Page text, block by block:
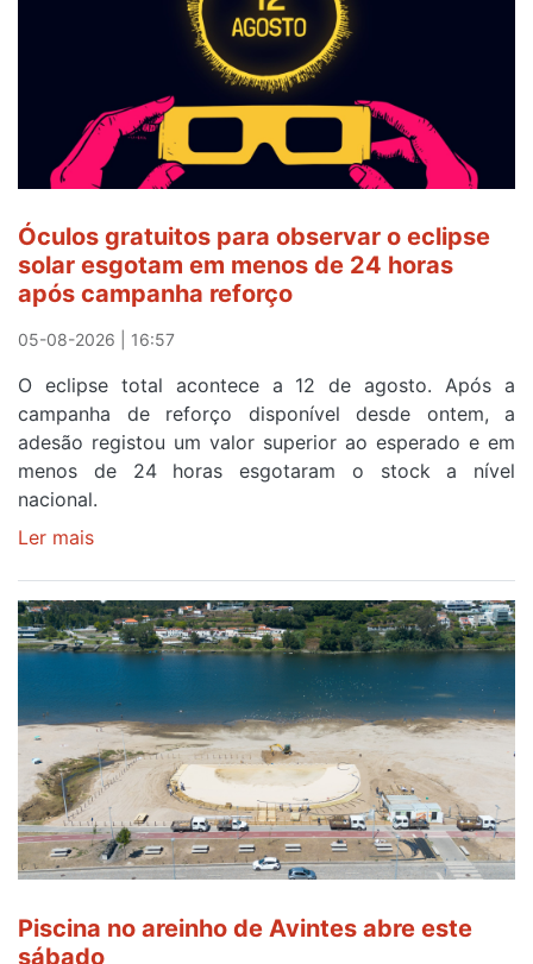
Óculos gratuitos para observar o eclipse
solar esgotam em menos de 24 horas
após campanha reforço
05-08-2026 | 16:57
O eclipse total acontece a 12 de agosto. Após a
campanha de reforço disponível desde ontem, a
adesão registou um valor superior ao esperado e em
menos de 24 horas esgotaram o stock a nível
nacional.
Ler mais
gratuitos
para
observar
eclipse
solar
esgotam
em
menos
de
24
após
Piscina no areinho de Avintes abre este
sábado